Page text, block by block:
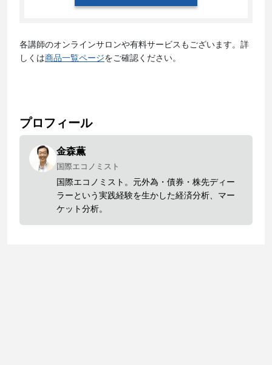
各講師のオンラインサロンや有料サービスもございます。詳
しくは商品一覧ページをご確認ください。
プロフィール
金森薫
国際エコノミスト
国際エコノミスト。元外為・債券・株先ディー
ラーという実践経験を生かした経済分析、マー
ケット分析。